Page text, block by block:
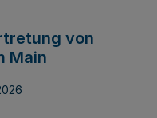
von
Main